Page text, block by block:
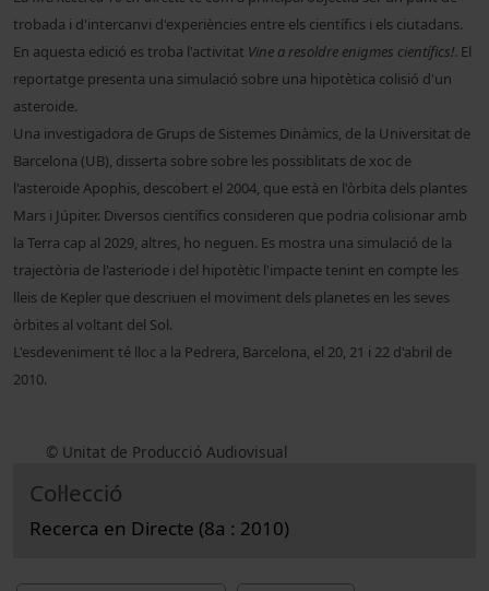
trobada i d'intercanvi d'experiències entre els científics i els ciutadans.
En aquesta edició es troba l'activitat Vine a resoldre enigmes científics!. El
reportatge presenta una simulació sobre una hipotètica colisió d'un
asteroide.
Una investigadora de Grups de Sistemes Dinàmics, de la Universitat de
Barcelona (UB), disserta sobre sobre les possiblitats de xoc de
l'asteroide Apophis, descobert el 2004, que està en l'òrbita dels plantes
Mars i Júpiter. Diversos científics consideren que podria colisionar amb
la Terra cap al 2029, altres, ho neguen. Es mostra una simulació de la
trajectòria de l'asteriode i del hipotètic l'impacte tenint en compte les
lleis de Kepler que descriuen el moviment dels planetes en les seves
òrbites al voltant del Sol.
L'esdeveniment té lloc a la Pedrera, Barcelona, el 20, 21 i 22 d'abril de
2010.
© Unitat de Producció Audiovisual
Col·lecció
Recerca en Directe (8a : 2010)